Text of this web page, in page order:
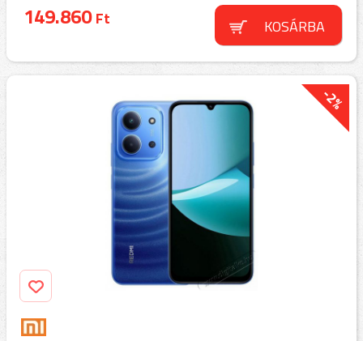
149.860Ft KOSÁRBA
-2%